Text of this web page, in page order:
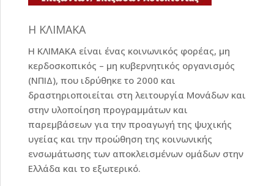
Η ΚΛΙΜΑΚΑ
Η ΚΛΙΜΑΚΑ είναι ένας κοινωνικός φορέας, μη
κερδοσκοπικός – μη κυβερνητικός οργανισμός
(ΝΠΙΔ), που ιδρύθηκε το 2000 και
δραστηριοποιείται στη λειτουργία Μονάδων και
στην υλοποίηση προγραμμάτων και
παρεμβάσεων για την προαγωγή της ψυχικής
υγείας και την προώθηση της κοινωνικής
ενσωμάτωσης των αποκλεισμένων ομάδων στην
Ελλάδα και το εξωτερικό.